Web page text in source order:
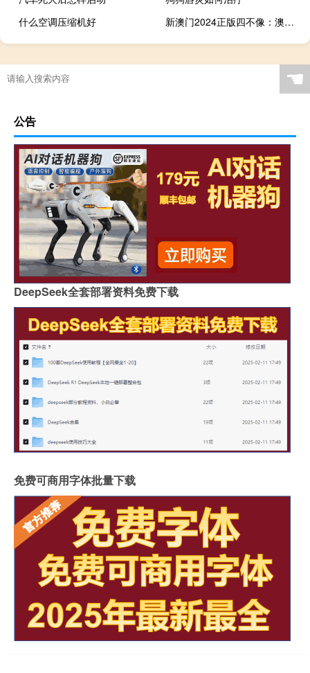
什么空调压缩机好
新澳门2024正版四不像：澳门最准一肖一码一码配套成龙w-精选解析解释-1241.3D.A90
☚
公告
DeepSeek全套部署资料免费下载
免费可商用字体批量下载